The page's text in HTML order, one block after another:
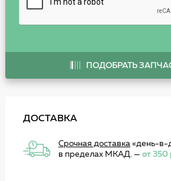
ПОДОБРАТЬ
ДОСТАВКА
Срочная доставка«день-в-
в пределах МКАД. — от 350